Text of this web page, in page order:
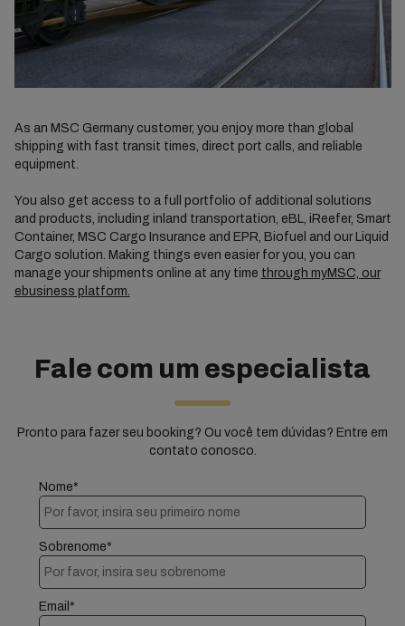
As an MSC Germany customer, you enjoy more than global
shipping with fast transit times, direct port calls, and reliable
equipment.
You also get access to a full portfolio of additional solutions
and products, including inland transportation, eBL, iReefer, Smart
Container, MSC Cargo Insurance and EPR, Biofuel and our Liquid
Cargo solution. Making things even easier for you, you can
manage your shipments online at any time through myMSC, our
ebusiness platform.
Fale com um especialista
Pronto para fazer seu booking? Ou você tem dúvidas? Entre em
contato conosco.
Nome*
Sobrenome*
Email*